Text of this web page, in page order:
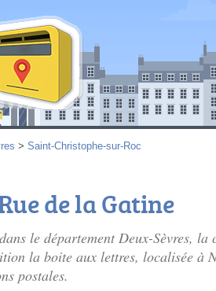
> Saint-Christophe-sur-Roc
de la Gatine
le département Deux-Sèvres, la
la boite aux lettres, localisée à
postales.